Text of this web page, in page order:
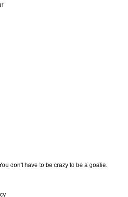
don't have to be crazy to be a goalie.